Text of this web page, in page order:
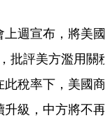
週宣布，將美國
批評美方濫用關
稅率下，美國商
級，中方將不再